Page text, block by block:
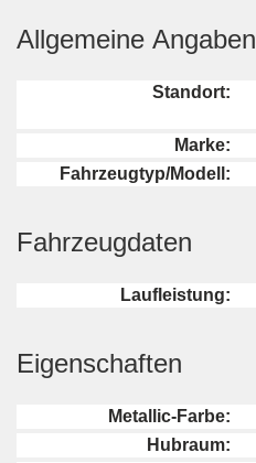
Allgemeine Angaben
Standort:
Marke:
Fahrzeugtyp/Modell:
Fahrzeugdaten
Laufleistung:
Eigenschaften
Metallic-Farbe:
Hubraum: